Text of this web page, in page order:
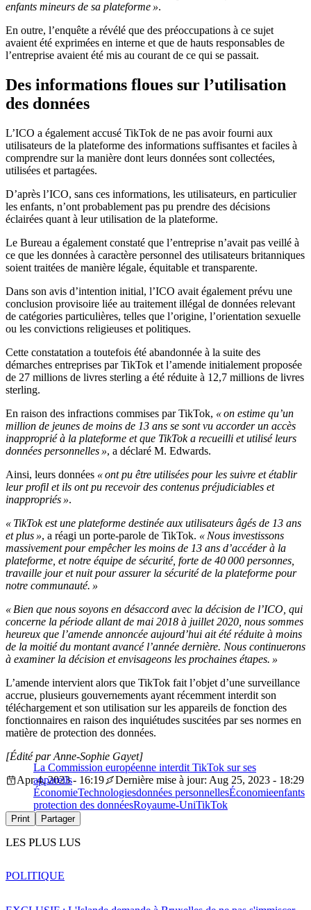
enfants mineurs de sa plateforme ».
En outre, l’enquête a révélé que des préoccupations à ce sujet
avaient été exprimées en interne et que de hauts responsables de
l’entreprise avaient été mis au courant de ce qui se passait.
Des informations floues sur l’utilisation
des données
L’ICO a également accusé TikTok de ne pas avoir fourni aux
utilisateurs de la plateforme des informations suffisantes et faciles à
comprendre sur la manière dont leurs données sont collectées,
utilisées et partagées.
D’après l’ICO, sans ces informations, les utilisateurs, en particulier
les enfants, n’ont probablement pas pu prendre des décisions
éclairées quant à leur utilisation de la plateforme.
Le Bureau a également constaté que l’entreprise n’avait pas veillé à
ce que les données à caractère personnel des utilisateurs britanniques
soient traitées de manière légale, équitable et transparente.
Dans son avis d’intention initial, l’ICO avait également prévu une
conclusion provisoire liée au traitement illégal de données relevant
de catégories particulières, telles que l’origine, l’orientation sexuelle
ou les convictions religieuses et politiques.
Cette constatation a toutefois été abandonnée à la suite des
démarches entreprises par TikTok et l’amende initialement proposée
de 27 millions de livres sterling a été réduite à 12,7 millions de livres
sterling.
En raison des infractions commises par TikTok, « on estime qu’un
million de jeunes de moins de 13 ans se sont vu accorder un accès
inapproprié à la plateforme et que TikTok a recueilli et utilisé leurs
données personnelles », a déclaré M. Edwards.
Ainsi, leurs données « ont pu être utilisées pour les suivre et établir
leur profil et ils ont pu recevoir des contenus préjudiciables et
inappropriés ».
« TikTok est une plateforme destinée aux utilisateurs âgés de 13 ans
et plus », a réagi un porte-parole de TikTok. « Nous investissons
massivement pour empêcher les moins de 13 ans d’accéder à la
plateforme, et notre équipe de sécurité, forte de 40 000 personnes,
travaille jour et nuit pour assurer la sécurité de la plateforme pour
notre communauté. »
« Bien que nous soyons en désaccord avec la décision de l’ICO, qui
concerne la période allant de mai 2018 à juillet 2020, nous sommes
heureux que l’amende annoncée aujourd’hui ait été réduite à moins
de la moitié du montant avancé l’année dernière. Nous continuerons
à examiner la décision et envisageons les prochaines étapes. »
L’amende intervient alors que TikTok fait l’objet d’une surveillance
accrue, plusieurs gouvernements ayant récemment interdit son
téléchargement et son utilisation sur les appareils de fonction des
fonctionnaires en raison des inquiétudes suscitées par ses normes en
matière de protection des données.
La Commission européenne interdit TikTok sur ses
appareils
[Édité par Anne-Sophie Gayet]
Apr 4, 2023 - 16:19
Dernière mise à jour: Aug 25, 2023 - 18:29
ÉconomieTechnologiesdonnées personnellesÉconomieenfants
protection des donnéesRoyaume-UniTikTok
Print Partager
LES PLUS LUS
POLITIQUE